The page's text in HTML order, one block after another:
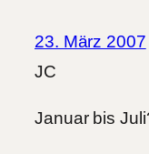
23. März 2007
JC
Januar bis